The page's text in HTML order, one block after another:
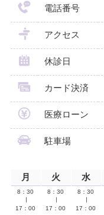
電話番号
アクセス
休診日
カード決済
医療ローン
駐車場
月 火 水
8：30
17：00
8：30
17：00
8：30
17：00